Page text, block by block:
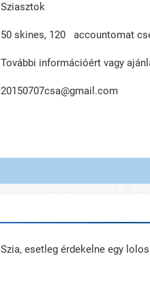
Sziasztok
50 skines, 120 accountomat
További információért vagy
20150707csa@gmail.com
Szia, esetleg érdekelne egy